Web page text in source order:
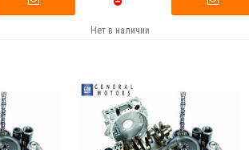
Нет в наличии